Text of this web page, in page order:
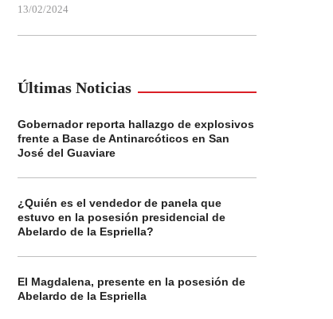
13/02/2024
Últimas Noticias
Gobernador reporta hallazgo de explosivos
frente a Base de Antinarcóticos en San
José del Guaviare
¿Quién es el vendedor de panela que
estuvo en la posesión presidencial de
Abelardo de la Espriella?
El Magdalena, presente en la posesión de
Abelardo de la Espriella